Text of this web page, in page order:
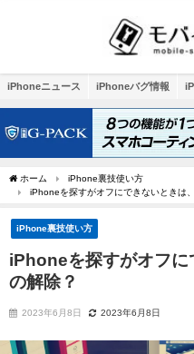
iPhoneニュース iPhoneバグ情報
ホーム
iPhone裏技使い方
iPhoneを探すがオフにできないときは
iPhone裏技使い方
iPhoneを探すがオフに
の解除？
2023年6月8日 2023年6月8日